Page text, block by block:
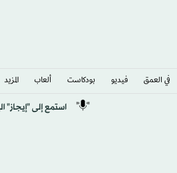
في العمق فيديو بودكاست ألعاب المزيد
استمع إلى "إيجاز"